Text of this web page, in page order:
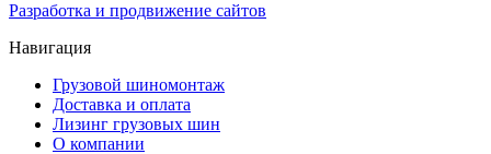
Разработка и продвижение сайтов
Навигация
Грузовой шиномонтаж
Доставка и оплата
Лизинг грузовых шин
О компании